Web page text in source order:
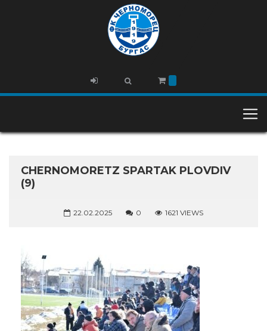
CHERNOMORETZ SPARTAK PLOVDIV
(9)
22.02.2025 0 1621 VIEWS